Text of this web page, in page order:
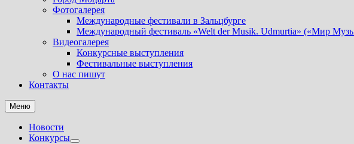
Фотогалерея
Международные фестивали в Зальцбурге
Международный фестиваль «Welt der Musik. Udmurtia» («Мир
Видеогалерея
Конкурсные выступления
Фестивальные выступления
О нас пишут
Контакты
Меню
Новости
Конкурсы